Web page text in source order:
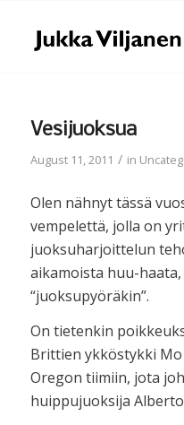
Vesijuoksua
August 11, 2011 / in
Olen nähnyt tässä
vempelettä, jolla on
juoksuharjoittelun
aikamoista huu-
“juoksupyöräkin”.
On tietenkin
Brittien ykköstykki
Oregon tiimiin, jota
huippujuoksija Alberto